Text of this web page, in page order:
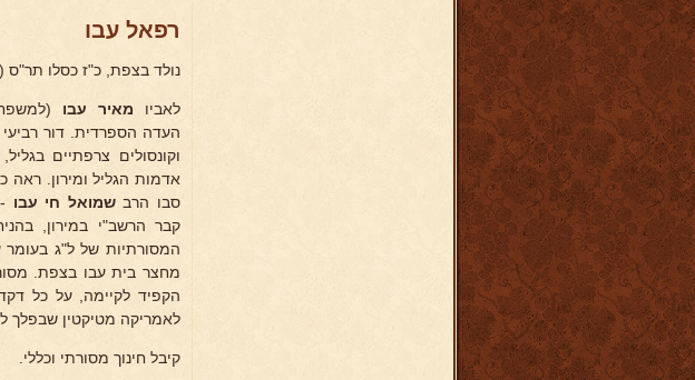
רפאל עבו
נולד בצפת, כ"ז כסלו תר"ס (29.11.1899).
לאביו מאיר עבו
העדה הספרדית. דור רביעי
וקונסולים צרפתיים
אדמות הגליל ומירון. ראה
סבו הרבשמואל חי עבו
קבר הרשב"י במירון,
המסורתיות של ל"ג
מחצר בית עבו בצפת.
הקפיד לקיימה, על כל דקדוקיה במשך 16 שנה
לאמריקה מטיקטין שבפלך לומז'ה
קיבל חינוך מסורתי וכללי.